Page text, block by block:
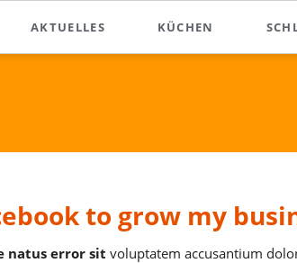
AKTUELLES KÜCHEN
to grow my
natus error sit voluptatem accusantium